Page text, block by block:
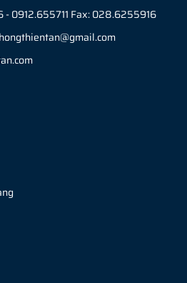
0912.655711 Fax: 028.6255916